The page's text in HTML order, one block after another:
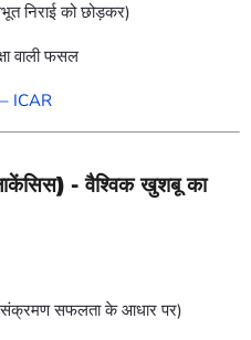
निराई को छोड़कर)
वाली फसल
ICAR
- वैश्विक खुशबू का
सफलता के आधार पर)